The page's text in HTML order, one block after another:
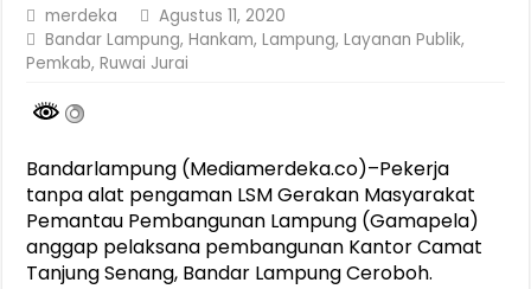
merdeka
Agustus 11, 2020
Bandar Lampung,Hankam,Lampung,Layanan Publik,
Pemkab,Ruwai Jurai
Bandarlampung (Mediamerdeka.co)–Pekerja
tanpa alat pengaman LSM Gerakan Masyarakat
Pemantau Pembangunan Lampung (Gamapela)
anggap pelaksana pembangunan Kantor Camat
Tanjung Senang, Bandar Lampung Ceroboh.